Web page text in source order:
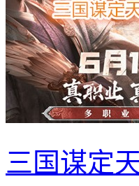
三国谋定